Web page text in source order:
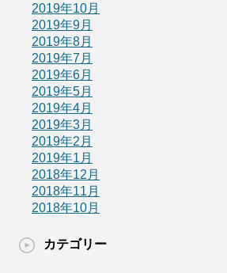
2019年10月
2019年9月
2019年8月
2019年7月
2019年6月
2019年5月
2019年4月
2019年3月
2019年2月
2019年1月
2018年12月
2018年11月
2018年10月
カテゴリー